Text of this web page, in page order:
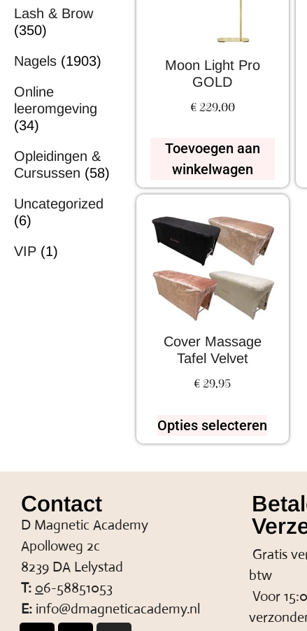
Lash & Brow
(350)
Nagels (1903)
Online
leeromgeving
(34)
Opleidingen &
Cursussen (58)
Uncategorized
(6)
VIP (1)
Moon Light Pro
GOLD
€229,00
Toevoegen aan
winkelwagen
Cover Massage
Tafel Velvet
€29,95
Opties selecteren
Contact
D Magnetic Academy
Apolloweg 2c
8239 DA Lelystad
T: 06-58851053
E: info@dmagneticacademy.nl
Gratis
btw
Voor